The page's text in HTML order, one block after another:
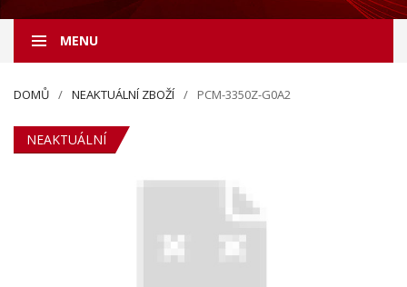
MENU
DOMŮ NEAKTUÁLNÍ ZBOŽÍ PCM-3350Z-G0A2
NEAKTUÁLNÍ